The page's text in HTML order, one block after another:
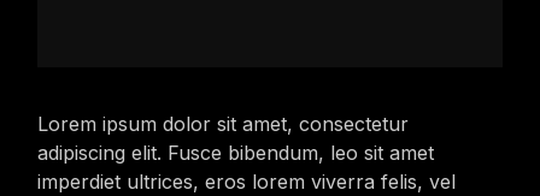
Lorem ipsum dolor sit amet, consectetur
adipiscing elit. Fusce bibendum, leo sit amet
imperdiet ultrices, eros lorem viverra felis, vel